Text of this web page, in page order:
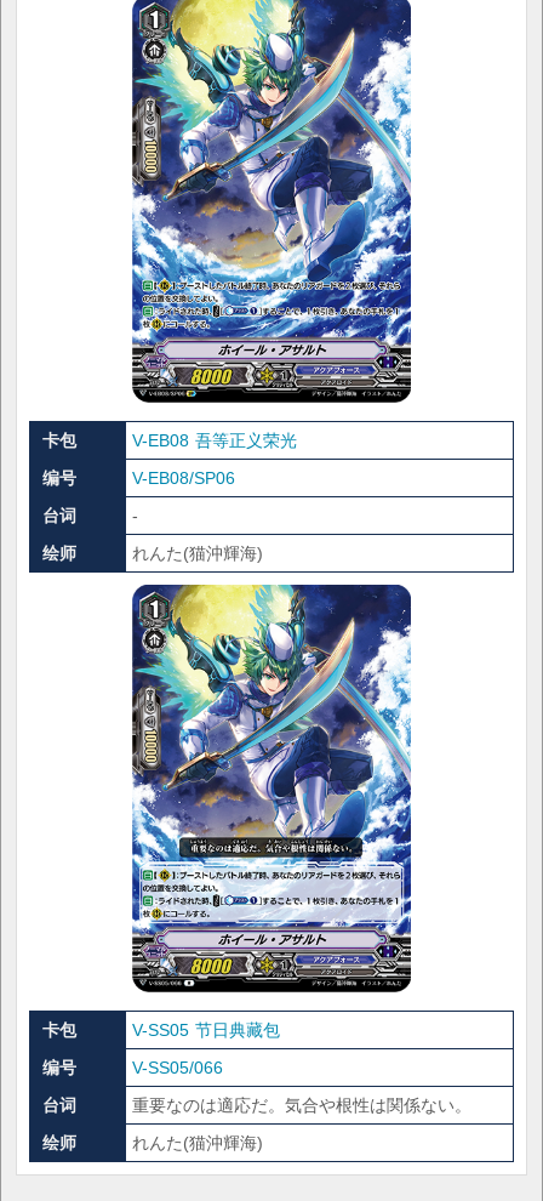
卡包
V-EB08 吾等正义荣光
编号
V-EB08/SP06
台词
-
绘师
れんた(猫沖輝海)
卡包
V-SS05 节日典藏包
编号
V-SS05/066
台词
重要なのは適応だ。気合や根性は関係ない。
绘师
れんた(猫沖輝海)